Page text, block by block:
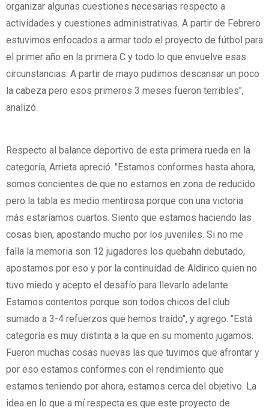
organizar algunas cuestiones necesarias respecto a
actividades y cuestiones administrativas. A partir de Febrero
estuvimos enfocados a armar todo el proyecto de fútbol para
el primer año en la primera C y todo lo que envuelve esas
circunstancias. A partir de mayo pudimos descansar un poco
la cabeza pero esos primeros 3 meses fueron terribles",
analizó.
Respecto al balance deportivo de esta primera rueda en la
categoría, Arrieta apreció. "Estamos conformes hasta ahora,
somos concientes de que no estamos en zona de reducido
pero la tabla es medio mentirosa porque con una victoria
más estaríamos cuartos. Siento que estamos haciendo las
cosas bien, apostando mucho por los juveniles. Si no me
falla la memoria son 12 jugadores los quebahn debutado,
apostamos por eso y por la continuidad de Aldirico quien no
tuvo miedo y acepto el desafío para llevarlo adelante.
Estamos contentos porque son todos chicos del club
sumado a 3-4 refuerzos que hemos traído", y agrego. "Está
categoría es muy distinta a la que en su momento jugamos.
Fueron muchas cosas nuevas las que tuvimos que afrontar y
por eso estamos conformes con el rendimiento que
estamos teniendo por ahora, estamos cerca del objetivo. La
idea en lo que a mí respecta es que este proyecto de